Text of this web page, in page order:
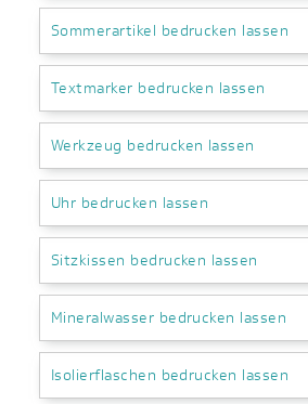
Sommerartikel bedrucken lassen
Textmarker bedrucken lassen
Werkzeug bedrucken lassen
Uhr bedrucken lassen
Sitzkissen bedrucken lassen
Mineralwasser bedrucken lassen
Isolierflaschen bedrucken lassen